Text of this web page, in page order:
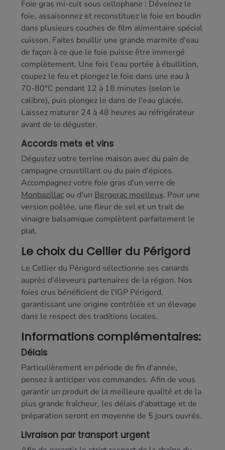
Foie gras mi-cuit sous cellophane : Déveinez le
foie, assaisonnez et reconstituez le foie en boudin
dans plusieurs couches de film alimentaire spécial
cuisson. Faites bouillir une grande marmite d'eau
de façon à ce que le foie puisse être immergé
complètement. Une fois l'eau portée à ébullition,
coupez le feu et plongez le foie dans une eau à
70-80°C pendant 12 à 18 minutes (selon le
calibre), puis plongez le dans de l'eau glacée.
Laissez maturer 24 à 48 heures au réfrigérateur
avant de le déguster.
Accords mets et vins
Dégustez votre terrine maison avec du pain de
campagne croustillant ou du pain d'épices.
Accompagnez votre foie gras d'un verre de
Monbazillac ou d'un Bergerac moelleux. Pour une
version poêlée, une fleur de sel et un trait de
vinaigre balsamique complètent parfaitement le
plat.
Le choix du Cellier du Périgord
Le Cellier du Périgord sélectionne ses canards
auprès d'éleveurs partenaires de la région. Nos
foies crus bénéficient de l'IGP Périgord,
garantissant une origine contrôlée et un élevage
dans le respect des traditions locales.
Informations complémentaires:
Délais
Particulièrement en période de fin d'année,
pensez à anticiper vos commandes. Afin de vous
garantir un produit de la meilleure qualité et de la
plus grande fraîcheur, les délais d'abattage et de
préparation seront en moyenne de 5 jours ouvrés.
Livraison par transport urgent